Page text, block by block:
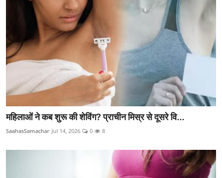
Epaper
लाइफस्टाइल
टेक
महिलाओं ने कब शुरू की शेविंग? प्राचीन मिस्र से दूसरे वि...
SaahasSamachar Jul 14, 2026 0 8